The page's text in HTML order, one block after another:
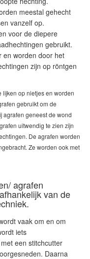
meestal gehecht
vanzelf op.
voor de diepere
gebruikt.
en worden door het
zijn op röntgen
lijken op nietjes en worden
gebruikt om de
agrafen geneest de wond
uitwendig te zien zijn
De agrafen worden
Ze worden ook met
agrafen
van de
vaak om en om
iets
een stitchcutter
Daarna